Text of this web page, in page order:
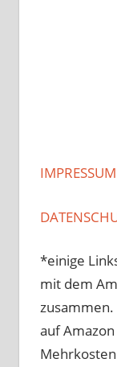
IMPRESSUM
*einige
mit dem
zusammen.
auf